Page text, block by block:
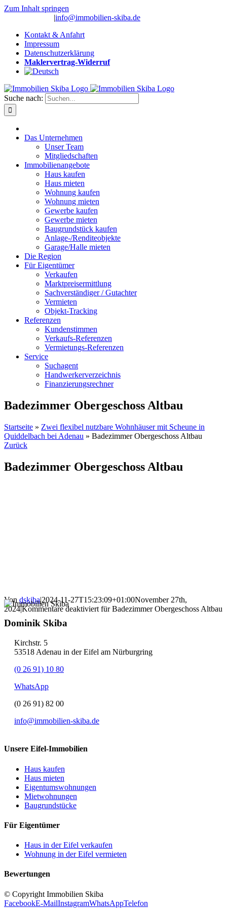
Zum Inhalt springen
|info@immobilien-skiba.de
Kontakt & Anfahrt
Impressum
Datenschutzerklärung
Maklervertrag-Widerruf
Suche nach:
Das Unternehmen
Unser Team
Mitgliedschaften
Immobilienangebote
Haus kaufen
Haus mieten
Wohnung kaufen
Wohnung mieten
Gewerbe kaufen
Gewerbe mieten
Baugrundstück kaufen
Anlage-/Renditeobjekte
Garage/Halle mieten
Die Region
Für Eigentümer
Verkaufen
Marktpreisermittlung
Sachverständiger / Gutachter
Vermieten
Objekt-Tracking
Referenzen
Kundenstimmen
Verkaufs-Referenzen
Vermietungs-Referenzen
Service
Suchagent
Handwerkerverzeichnis
Finanzierungsrechner
Badezimmer Obergeschoss Altbau
Startseite » Zwei flexibel nutzbare Wohnhäuser mit Scheune in
Quiddelbach bei Adenau » Badezimmer Obergeschoss Altbau
Zurück
Badezimmer Obergeschoss Altbau
Von dskiba|2024-11-27T15:23:09+01:00November 27th,
2024|Kommentare deaktiviert für Badezimmer Obergeschoss Altbau
Dominik Skiba
Kirchstr. 5
53518 Adenau in der Eifel am Nürburgring
(0 26 91) 10 80
WhatsApp
(0 26 91) 82 00
info@immobilien-skiba.de
Unsere Eifel-Immobilien
Haus kaufen
Haus mieten
Eigentumswohnungen
Mietwohnungen
Baugrundstücke
Für Eigentümer
Haus in der Eifel verkaufen
Wohnung in der Eifel vermieten
Bewertungen
© Copyright Immobilien Skiba
FacebookE-MailInstagramWhatsAppTelefon